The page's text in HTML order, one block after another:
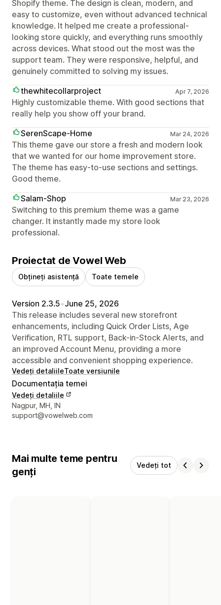
Shopify theme. The design is clean, modern, and
easy to customize, even without advanced technical
knowledge. It helped me create a professional-
looking store quickly, and everything runs smoothly
across devices. What stood out the most was the
support team. They were responsive, helpful, and
genuinely committed to solving my issues.
thewhitecollarproject
Apr 7, 2026
Highly customizable theme. With good sections that
really help you show off your brand.
SerenScape-Home
Mar 24, 2026
This theme gave our store a fresh and modern look
that we wanted for our home improvement store.
The theme has easy-to-use sections and settings.
Good theme.
Salam-Shop
Mar 23, 2026
Switching to this premium theme was a game
changer. It instantly made my store look
professional.
Proiectat de Vowel Web
Obțineți asistență Toate temele
Version 2.3.5•June 25, 2026
This release includes several new storefront
enhancements, including Quick Order Lists, Age
Verification, RTL support, Back-in-Stock Alerts, and
an improved Account Menu, providing a more
accessible and convenient shopping experience.
Vedeți detaliileToate versiunile
Documentația temei
Vedeți detaliile
Detaliile de contact ale designerului
Nagpur, MH, IN
support@vowelweb.com
Mai multe teme pentru
genți
Vedeți tot